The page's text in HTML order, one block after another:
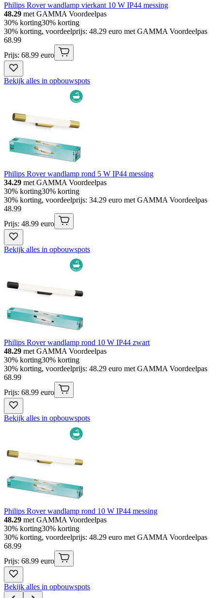
Philips Rover wandlamp vierkant 10 W IP44 messing
48.29 met GAMMA Voordeelpas
30% korting30% korting
30% korting, voordeelprijs: 48.29 euro met GAMMA Voordeelpas
68.99
Prijs: 68.99 euro
Bekijk alles in opbouwspots
Philips Rover wandlamp rond 5 W IP44 messing
34.29 met GAMMA Voordeelpas
30% korting30% korting
30% korting, voordeelprijs: 34.29 euro met GAMMA Voordeelpas
48.99
Prijs: 48.99 euro
Bekijk alles in opbouwspots
Philips Rover wandlamp rond 10 W IP44 zwart
48.29 met GAMMA Voordeelpas
30% korting30% korting
30% korting, voordeelprijs: 48.29 euro met GAMMA Voordeelpas
68.99
Prijs: 68.99 euro
Bekijk alles in opbouwspots
Philips Rover wandlamp rond 10 W IP44 messing
48.29 met GAMMA Voordeelpas
30% korting30% korting
30% korting, voordeelprijs: 48.29 euro met GAMMA Voordeelpas
68.99
Prijs: 68.99 euro
Bekijk alles in opbouwspots